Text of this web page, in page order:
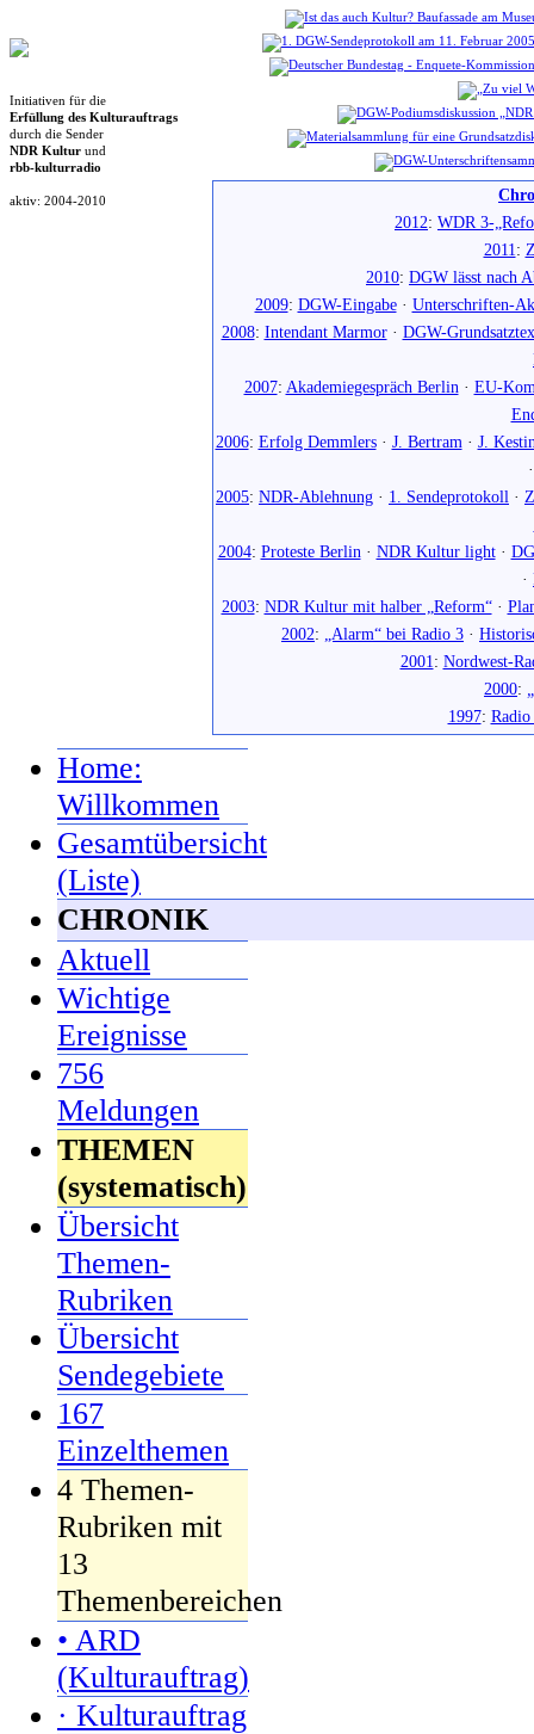
Initiativen für die
Erfüllung des Kulturauftrags
durch die Sender
NDR Kultur und
rbb-kulturradio
aktiv: 2004-2010
2012: WDR 3-
2011:
2010: DGW lässt nach
2009: DGW-Eingabe· Unterschriften-
2008: Intendant Marmor· DGW-
2007: Akademiegespräch Berlin · EU-
2006: Erfolg Demmlers· J. Bertram · J.
2005: NDR-Ablehnung · 1. Sendeprotokoll ·
2004: Proteste Berlin · NDR Kultur light·
·
2003: NDR Kultur mit halber „Reform“·
2002: „Alarm“ bei Radio 3 ·
2001: Nordwest-
2000:
1997:
Home:
Willkommen
Gesamtübersicht
(Liste)
CHRONIK
Aktuell
Wichtige
Ereignisse
756
Meldungen
THEMEN
(systematisch)
Übersicht
Themen-
Rubriken
Übersicht
Sendegebiete
167
Einzelthemen
4 Themen-
Rubriken mit
13
Themenbereichen
• ARD
(Kulturauftrag)
· Kulturauftrag